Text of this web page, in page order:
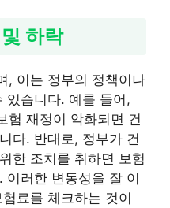
하락
, 이는 정부의 정책이나
있습니다. 예를 들어,
험 재정이 악화되면 건
다. 반대로, 정부가 건
한 조치를 취하면 보험
이러한 변동성을 잘 이
료를 체크하는 것이